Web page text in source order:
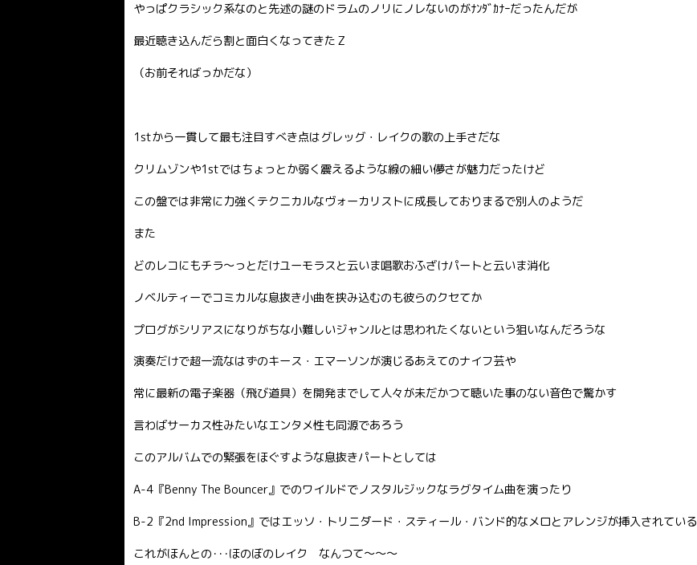
やっぱクラシック系なのと先述の謎のドラムのノリにノレないのがﾅﾝﾀﾞｶﾅｰだったんだが
最近聴き込んだら割と面白くなってきたＺ
（お前そればっかだな）
1stから一貫して最も注目すべき点はグレッグ・レイクの歌の上手さだな
クリムゾンや1stではちょっとか弱く震えるような線の細い儚さが魅力だったけど
この盤では非常に力強くテクニカルなヴォーカリストに成長しておりまるで別人のようだ
また
どのレコにもチラ〜っとだけユーモラスと云いま唱歌おふざけパートと云いま消化
ノベルティーでコミカルな息抜き小曲を挟み込むのも彼らのクセてか
プログがシリアスになりがちな小難しいジャンルとは思われたくないという狙いなんだろうな
演奏だけで超一流なはずのキース・エマーソンが演じるあえてのナイフ芸や
常に最新の電子楽器（飛び道具）を開発までして人々が未だかつて聴いた事のない音色で驚かす
言わばサーカス性みたいなエンタメ性も同源であろう
このアルバムでの緊張をほぐすような息抜きパートとしては
A-4『Benny The Bouncer』でのワイルドでノスタルジックなラグタイム曲を演ったり
B-2『2nd Impression』ではエッソ・トリニダード・スティール・バンド的なメロとアレンジが挿入されている
これがほんとの･･･ほのぼのレイク なんつて〜〜〜